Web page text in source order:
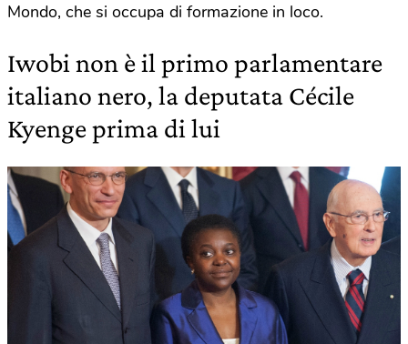
Mondo, che si occupa di formazione in loco.
Iwobi non è il primo parlamentare
italiano nero, la deputata Cécile
Kyenge prima di lui